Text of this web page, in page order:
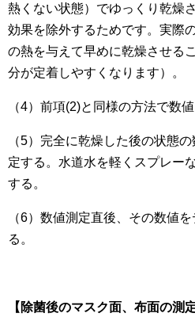
熱くない状態）でゆっくり乾燥
効果を除外するためです。実際
の熱を与えて早めに乾燥させる
分が定着しやすくなります）。
（4）前項(2)と同様の方法で数
（5）完全に乾燥した後の状態
定する。水道水を軽くスプレー
する。
（6）数値測定直後、その数値
る。
【除菌後のマスク面、布面の測